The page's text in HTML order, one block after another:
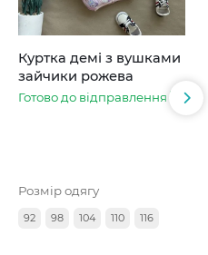
Куртка демі з вушками
зайчики рожева
Готово до відправлення
Розмір одягу
92 98 104 110 116